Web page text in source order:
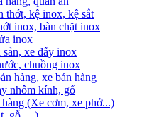
thớt, kệ inox, kệ sắt
inox, bàn chặt inox
inox
xe đẩy inox
chuồng inox
hàng, xe bán hàng
nhôm kính, gổ
(Xe cơm, xe phở...)